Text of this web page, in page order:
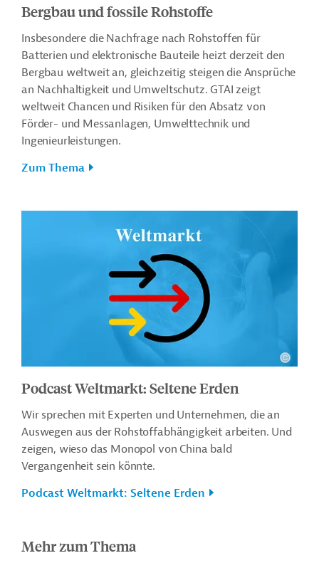
Bergbau und fossile Rohstoffe
Insbesondere die Nachfrage nach Rohstoffen für
Batterien und elektronische Bauteile heizt derzeit den
Bergbau weltweit an, gleichzeitig steigen die Ansprüche
an Nachhaltigkeit und Umweltschutz. GTAI zeigt
weltweit Chancen und Risiken für den Absatz von
Förder- und Messanlagen, Umwelttechnik und
Ingenieurleistungen.
Zum Thema
Podcast Weltmarkt: Seltene Erden
Wir sprechen mit Experten und Unternehmen, die an
Auswegen aus der Rohstoffabhängigkeit arbeiten. Und
zeigen, wieso das Monopol von China bald
Vergangenheit sein könnte.
Podcast Weltmarkt: Seltene Erden
Mehr zum Thema